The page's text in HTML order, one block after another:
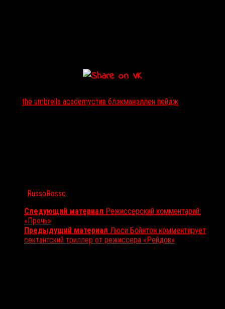
the umbrella academyстив блэкманэллен пейдж
RussoRosso
Следующий материал Режиссерский комментарий:
«Прочь»
Предыдущий материал Люси Бойнтон комментирует
сектантский триллер от режиссера «Рейдов»